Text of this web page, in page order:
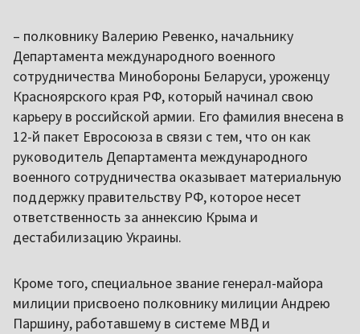
– полковнику Валерию Ревенко, начальнику
Департамента международного военного
сотрудничества Минобороны Беларуси, уроженцу
Красноярского края РФ, который начинал свою
карьеру в российской армии. Его фамилия внесена в
12-й пакет Евросоюза в связи с тем, что он как
руководитель Департамента международного
военного сотрудничества оказывает материальную
поддержку правительству РФ, которое несет
ответственность за аннексию Крыма и
дестабилизацию Украины.
Кроме того, специальное звание генерал-майора
милиции присвоено полковнику милиции Андрею
Паршину, работавшему в системе МВД и